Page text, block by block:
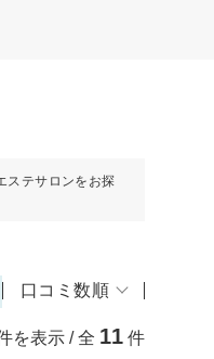
ステサロンをお探
口コミ数順
を表示 / 全 11 件